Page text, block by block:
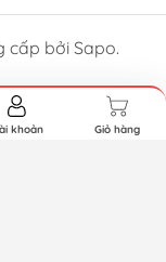
cấp bởi Sapo.
khoản Giỏ hàng